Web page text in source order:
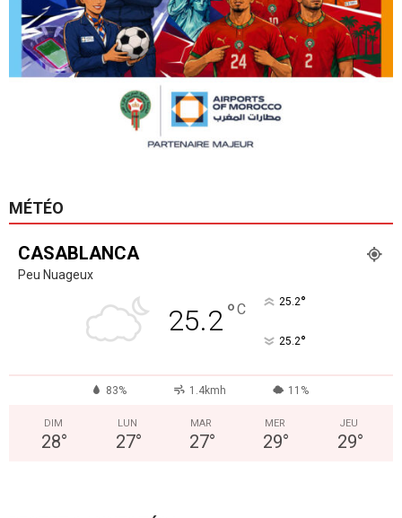
MÉTÉO
CASABLANCA
Peu Nuageux
25.2°C 25.2°
25.2°
83% 1.4kmh 11%
DIM
28°
LUN
27°
MAR
27°
MER
29°
JEU
29°